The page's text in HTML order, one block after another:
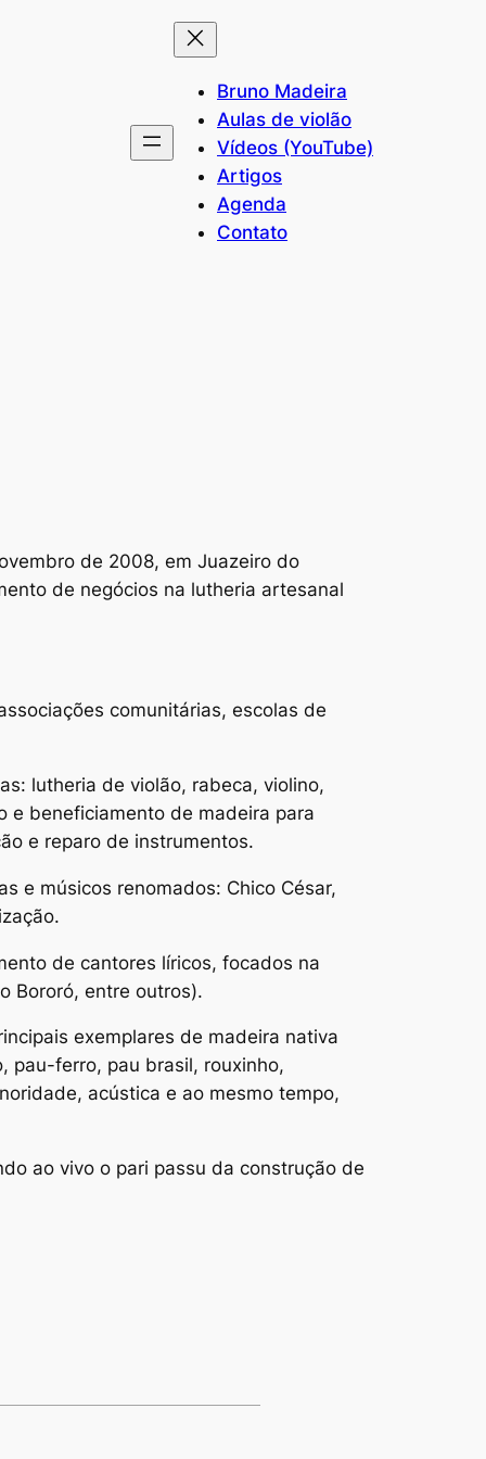
Bruno Madeira
Aulas de violão
Vídeos (YouTube)
Artigos
Agenda
Contato
de 2008, em Juazeiro do
de negócios na lutheria artesanal
comunitárias, escolas de
lutheria de violão, rabeca, violino,
e beneficiamento de madeira para
e reparo de instrumentos.
e músicos renomados: Chico César,
de cantores líricos, focados na
Bororó, entre outros).
exemplares de madeira nativa
pau-ferro, pau brasil, rouxinho,
acústica e ao mesmo tempo,
ao vivo o pari passu da construção de